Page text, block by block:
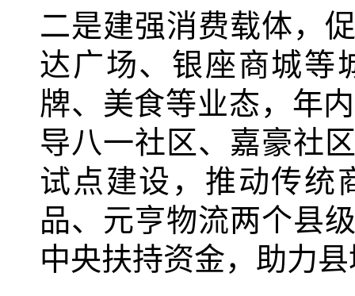
二是建强消费载体，
达广场、银座商城等
牌、美食等业态，年
导八一社区、嘉豪社
试点建设，推动传统
品、元亨物流两个县
中央扶持资金，助力